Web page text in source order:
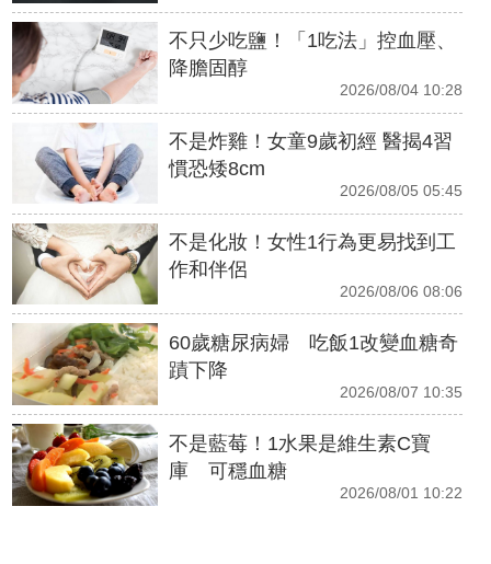
不只少吃鹽！「1吃法」控血壓、
降膽固醇
2026/08/04 10:28
不是炸雞！女童9歲初經 醫揭4習
慣恐矮8cm
2026/08/05 05:45
不是化妝！女性1行為更易找到工
作和伴侶
2026/08/06 08:06
60歲糖尿病婦 吃飯1改變血糖奇
蹟下降
2026/08/07 10:35
不是藍莓！1水果是維生素C寶
庫 可穩血糖
2026/08/01 10:22